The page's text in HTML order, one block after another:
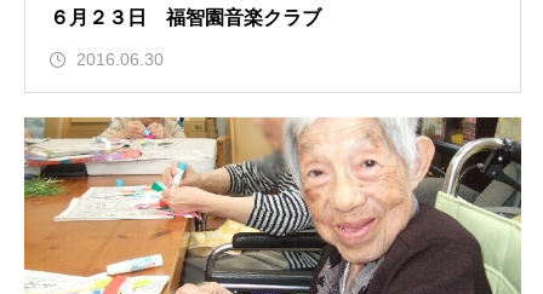
６月２３日 福智園音楽クラブ
2016.06.30